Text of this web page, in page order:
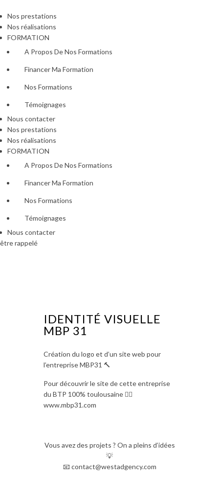
Nos prestations
Nos réalisations
FORMATION
A Propos De Nos Formations
Financer Ma Formation
Nos Formations
Témoignages
Nous contacter
Nos prestations
Nos réalisations
FORMATION
A Propos De Nos Formations
Financer Ma Formation
Nos Formations
Témoignages
Nous contacter
être rappelé
IDENTITÉ VISUELLE
MBP 31
Création du logo et d’un site web pour
l’entreprise MBP31 🔨
Pour découvrir le site de cette entreprise
du BTP 100% toulousaine 👇🏻
www.mbp31.com
Vous avez des projets ? On a pleins d’idées
💡
📧 contact@westadgency.com